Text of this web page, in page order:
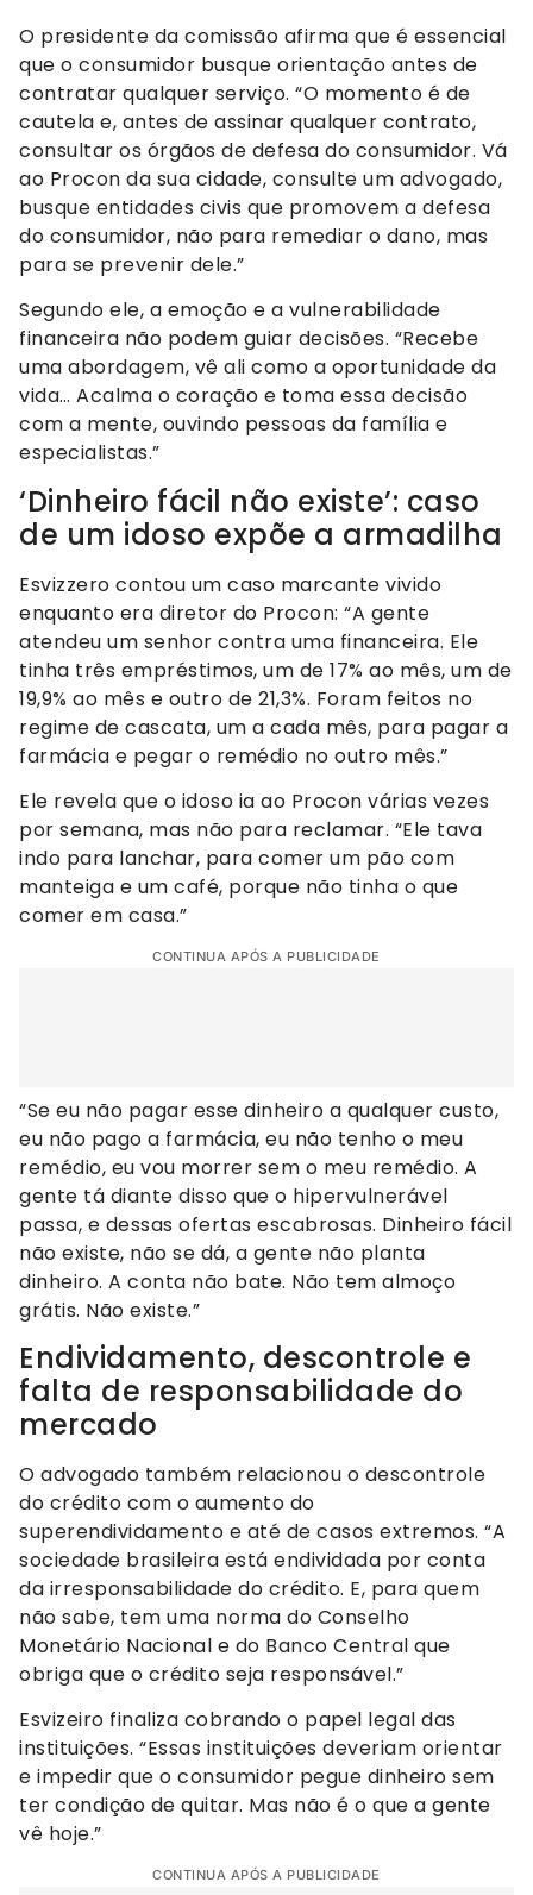
O presidente da comissão afirma que é essencial
que o consumidor busque orientação antes de
contratar qualquer serviço. “O momento é de
cautela e, antes de assinar qualquer contrato,
consultar os órgãos de defesa do consumidor. Vá
ao Procon da sua cidade, consulte um advogado,
busque entidades civis que promovem a defesa
do consumidor, não para remediar o dano, mas
para se prevenir dele.”
Segundo ele, a emoção e a vulnerabilidade
financeira não podem guiar decisões. “Recebe
uma abordagem, vê ali como a oportunidade da
vida… Acalma o coração e toma essa decisão
com a mente, ouvindo pessoas da família e
especialistas.”
‘Dinheiro fácil não existe’: caso
de um idoso expõe a armadilha
Esvizzero contou um caso marcante vivido
enquanto era diretor do Procon: “A gente
atendeu um senhor contra uma financeira. Ele
tinha três empréstimos, um de 17% ao mês, um de
19,9% ao mês e outro de 21,3%. Foram feitos no
regime de cascata, um a cada mês, para pagar a
farmácia e pegar o remédio no outro mês.”
Ele revela que o idoso ia ao Procon várias vezes
por semana, mas não para reclamar. “Ele tava
indo para lanchar, para comer um pão com
manteiga e um café, porque não tinha o que
comer em casa.”
CONTINUA APÓS A PUBLICIDADE
“Se eu não pagar esse dinheiro a qualquer custo,
eu não pago a farmácia, eu não tenho o meu
remédio, eu vou morrer sem o meu remédio. A
gente tá diante disso que o hipervulnerável
passa, e dessas ofertas escabrosas. Dinheiro fácil
não existe, não se dá, a gente não planta
dinheiro. A conta não bate. Não tem almoço
grátis. Não existe.”
Endividamento, descontrole e
falta de responsabilidade do
mercado
O advogado também relacionou o descontrole
do crédito com o aumento do
superendividamento e até de casos extremos. “A
sociedade brasileira está endividada por conta
da irresponsabilidade do crédito. E, para quem
não sabe, tem uma norma do Conselho
Monetário Nacional e do Banco Central que
obriga que o crédito seja responsável.”
Esvizeiro finaliza cobrando o papel legal das
instituições. “Essas instituições deveriam orientar
e impedir que o consumidor pegue dinheiro sem
ter condição de quitar. Mas não é o que a gente
vê hoje.”
CONTINUA APÓS A PUBLICIDADE